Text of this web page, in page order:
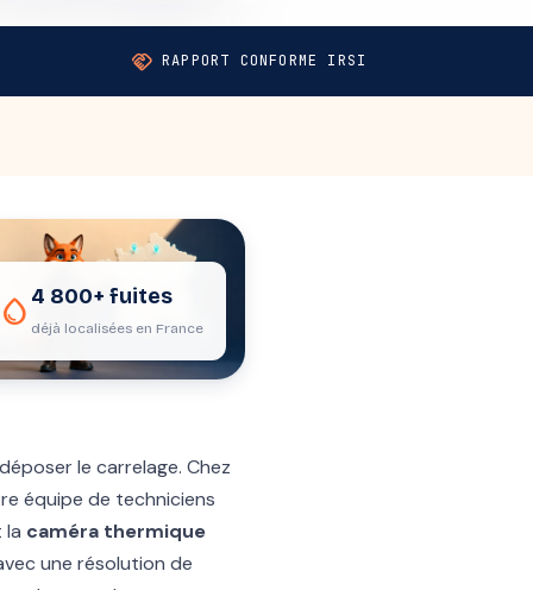
handshakeRAPPORT CONFORME IRSI
water_drop 4 800+ fuites
déjà localisées en France
le carrelage. Chez
équipe de techniciens
la caméra thermique
une résolution de